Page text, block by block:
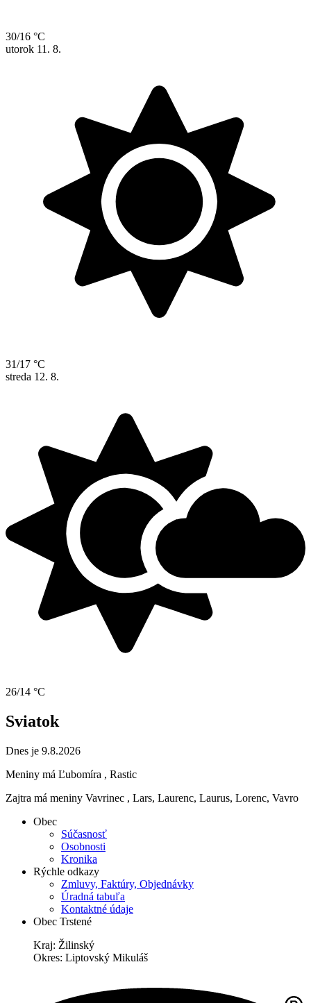
30/16 °C
utorok 11. 8.
31/17 °C
streda 12. 8.
26/14 °C
Sviatok
Dnes je 9.8.2026
Meniny má Ľubomíra , Rastic
Zajtra má meniny Vavrinec , Lars, Laurenc, Laurus, Lorenc, Vavro
Obec
Súčasnosť
Osobnosti
Kronika
Rýchle odkazy
Zmluvy, Faktúry, Objednávky
Úradná tabuľa
Kontaktné údaje
Obec Trstené
Kraj: Žilinský
Okres: Liptovský Mikuláš